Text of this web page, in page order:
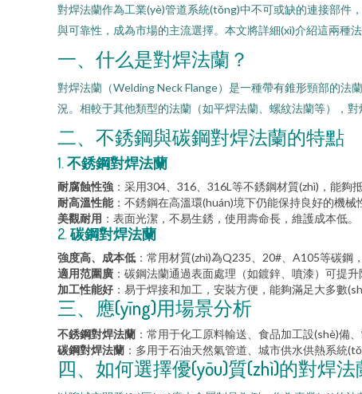
對焊法蘭作為工業(yè)管道系統(tǒng)中不可或缺的連接部件
與可靠性，成為市場的主流選擇。本文將詳細(xì)介紹這兩種
一、什么是對焊法蘭？
對焊法蘭（Welding Neck Flange）是一種帶有錐形頸部的法
況。相較于其他類型的法蘭（如平焊法蘭、螺紋法蘭等），
二、不銹鋼與碳鋼對焊法蘭的特點
1. 不銹鋼對焊法蘭
耐腐蝕性強 ：采用304、316、316L等不銹鋼材質(zhì)，能夠
耐高溫性能：不銹鋼在高溫環(huán)境下仍能保持良好的機
美觀耐用 ：表面光潔，不易生銹，使用壽命長，維護成本低。
2.碳鋼對焊法蘭
強度高、成本低 ：常用材質(zhì)為Q235、20#、A105等碳鋼
適用范圍廣 ：碳鋼法蘭通過表面處理（如鍍鋅、噴漆）可提
加工性能好 ：易于焊接和加工，安裝方便，能夠滿足大多數
三、應(yīng)用場景分析
不銹鋼對焊法蘭 ：常用于化工原料輸送、食品加工設(shè)備
碳鋼對焊法蘭 ：多用于石油天然氣管道、城市供水供熱系統
四、如何選擇優(yōu)質(zhì)的對焊法